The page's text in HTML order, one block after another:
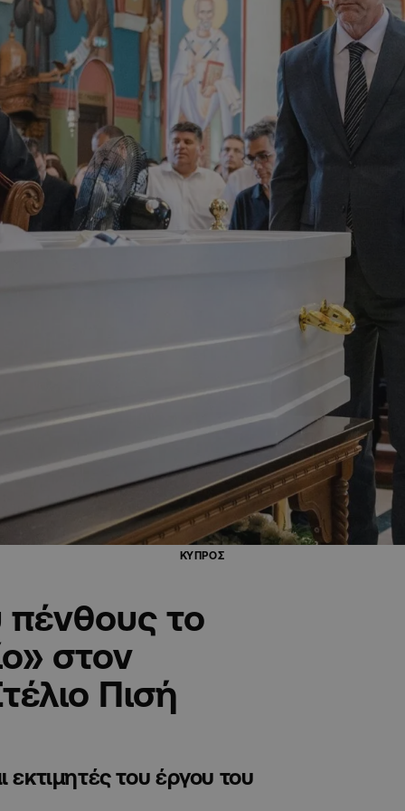
ΚΥΠΡΟΣ
πένθους το
στον
Πισή
εκτιμητές του έργου του